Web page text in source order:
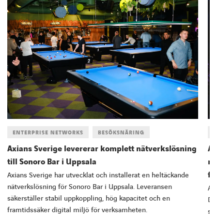
ENTERPRISE NETWORKS BESÖKSNÄRING
Axians Sverige levererar komplett nätverkslösning
till Sonoro Bar i Uppsala
Axians Sverige har utvecklat och installerat en heltäckande
nätverkslösning för Sonoro Bar i Uppsala. Leveransen
säkerställer stabil uppkoppling, hög kapacitet och en
framtidssäker digital miljö för verksamheten.